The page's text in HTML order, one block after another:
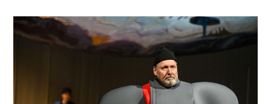
VSTUPENKY
PŘEDPLATNÉ
KONTAKTY